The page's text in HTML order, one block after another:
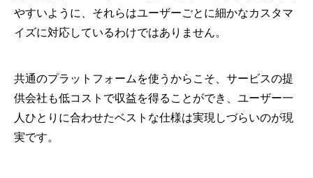
やすいように、それらはユーザーごとに細かなカスタマ
イズに対応しているわけではありません。
共通のプラットフォームを使うからこそ、サービスの提
供会社も低コストで収益を得ることができ、ユーザー一
人ひとりに合わせたベストな仕様は実現しづらいのが現
実です。